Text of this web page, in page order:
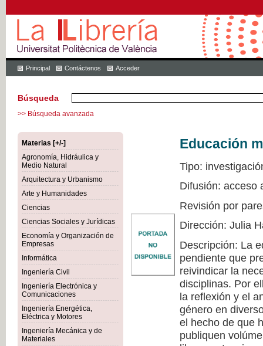
Principal Contáctenos Acceder
Búsqueda
>> Búsqueda avanzada
Materias [+/-]
Agronomía, Hidráulica y
Medio Natural
Arquitectura y Urbanismo
Arte y Humanidades
Ciencias
Ciencias Sociales y Jurídicas
Economía y Organización de
Empresas
Informática
Ingeniería Civil
Ingeniería Electrónica y
Comunicaciones
Ingeniería Energética,
Eléctrica y Motores
Ingeniería Mecánica y de
Materiales
Educación
Tipo:
Difusión: acceso
Revisión por
Dirección: Julia
Descripción: La
pendiente que
reivindicar la
disciplinas. Por
la reflexión y el
género en
el hecho de que
publiquen